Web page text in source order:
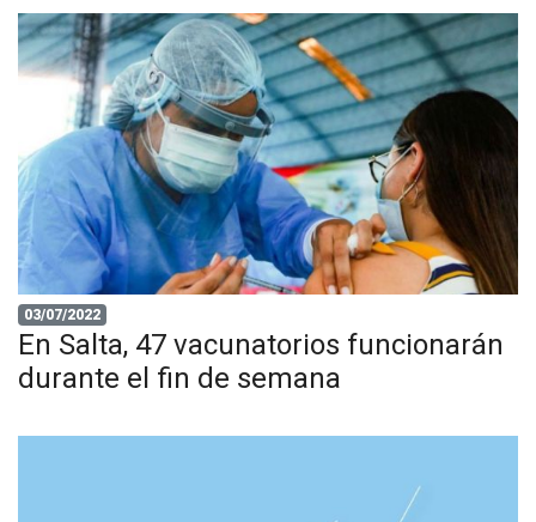
03/07/2022
En Salta, 47 vacunatorios funcionarán
durante el fin de semana